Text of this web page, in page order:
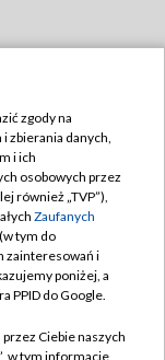
zgody na
zbierania danych,
i ich
osobowych przez
również „TVP”),
Zaufanych
tym do
zainteresowań i
poniżej, a
PPID do Google.
Ciebie naszych
w tym informacje